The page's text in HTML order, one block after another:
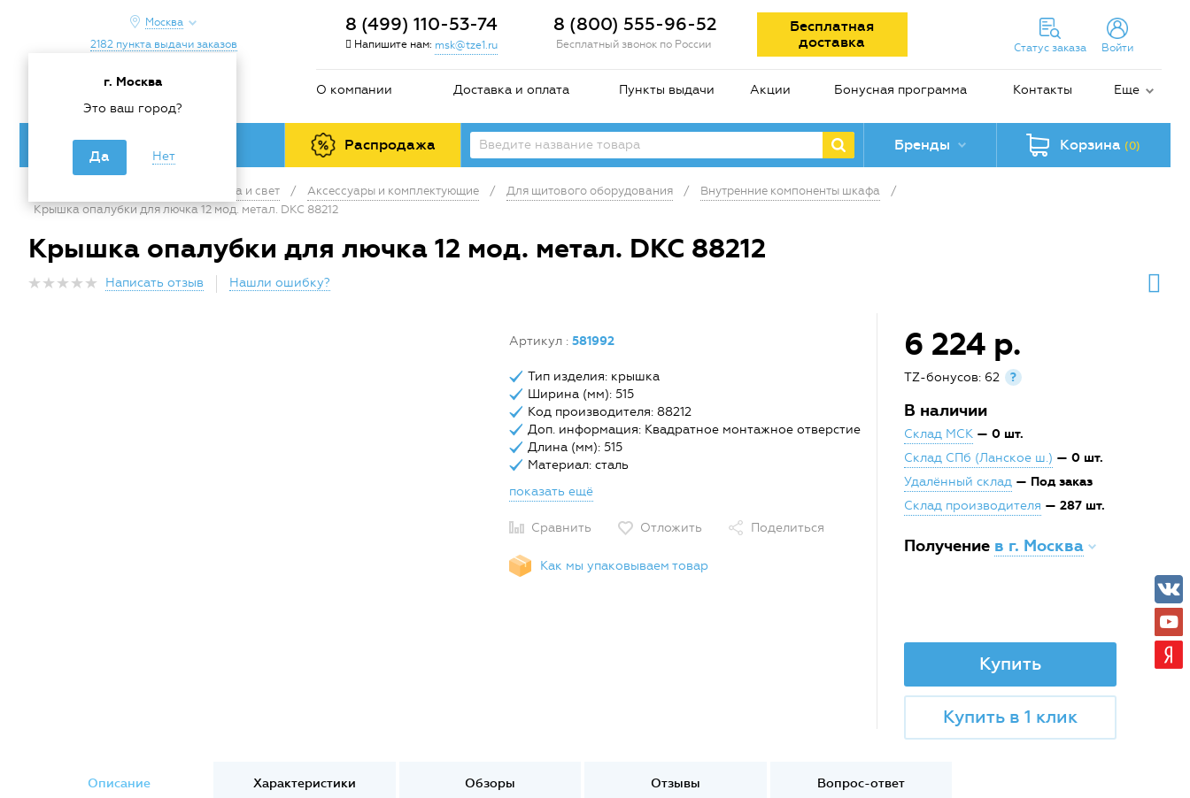
Москва
г. Москва
Это ваш город?
Да Нет
2182 пункта выдачи заказов
8 (499) 110-53-74
Напишите нам: msk@tze1.ru
8 (800) 555-96-52
Бесплатный звонок по России
Бесплатная
доставка
Статус заказа Войти
О компании Доставка и оплата Пункты выдачи Акции Бонусная программа Контакты Еще
Каталог товаров Распродажа Бренды Корзина (0)
Электрика и свет / Аксессуары и комплектующие / Для щитового оборудования / Внутренние компоненты шкафа
/
Крышка опалубки для лючка 12 мод. метал. DKC 88212
Крышка опалубки для лючка 12 мод. метал. DKC 88212
Написать отзыв Нашли ошибку?
Артикул : 581992
Тип изделия: крышка
Ширина (мм): 515
Код производителя: 88212
Доп. информация: Квадратное монтажное отверстие
Длина (мм): 515
Материал: сталь
показать ещё
Сравнить Отложить Поделиться
Как мы упаковываем товар
6 224 р.
TZ-бонусов: 62 ?
В наличии
Склад МСК — 0 шт.
Склад СПб (Ланское ш.) — 0 шт.
Удалённый склад — Под заказ
Склад производителя — 287 шт.
Получение в г. Москва
Купить
Купить в 1 клик
Описание Характеристики Обзоры Отзывы Вопрос-ответ